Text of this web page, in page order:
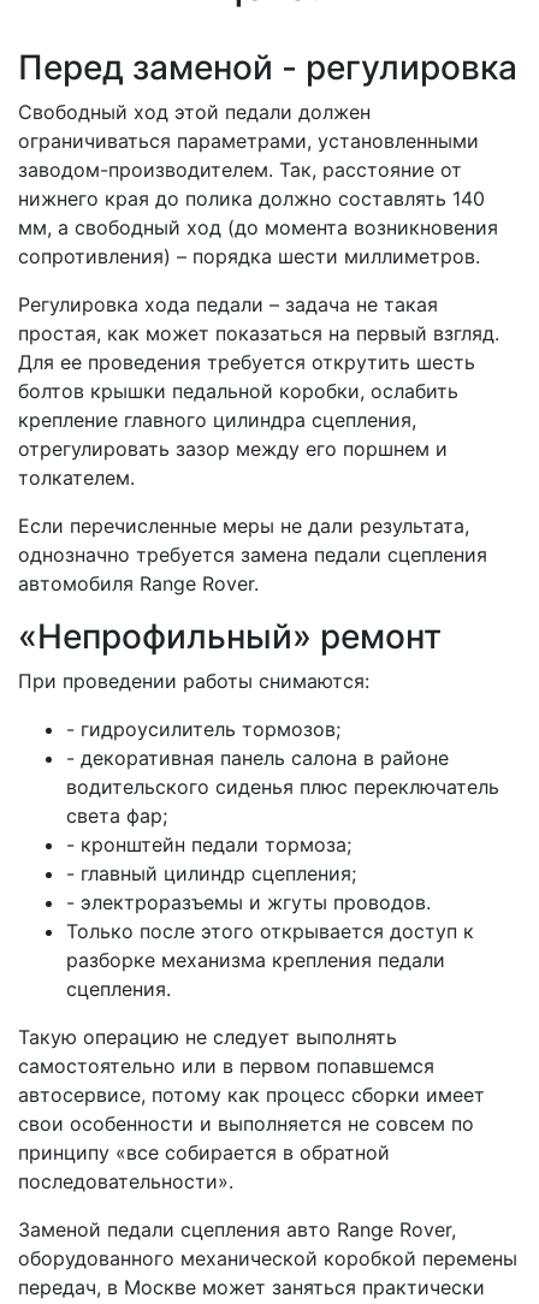
Перед заменой - регулировка
Свободный ход этой педали должен
ограничиваться параметрами, установленными
заводом-производителем. Так, расстояние от
нижнего края до полика должно составлять 140
мм, а свободный ход (до момента возникновения
сопротивления) – порядка шести миллиметров.
Регулировка хода педали – задача не такая
простая, как может показаться на первый взгляд.
Для ее проведения требуется открутить шесть
болтов крышки педальной коробки, ослабить
крепление главного цилиндра сцепления,
отрегулировать зазор между его поршнем и
толкателем.
Если перечисленные меры не дали результата,
однозначно требуется замена педали сцепления
автомобиля Range Rover.
«Непрофильный» ремонт
При проведении работы снимаются:
- гидроусилитель тормозов;
- декоративная панель салона в районе
водительского сиденья плюс переключатель
света фар;
- кронштейн педали тормоза;
- главный цилиндр сцепления;
- электроразъемы и жгуты проводов.
Только после этого открывается доступ к
разборке механизма крепления педали
сцепления.
Такую операцию не следует выполнять
самостоятельно или в первом попавшемся
автосервисе, потому как процесс сборки имеет
свои особенности и выполняется не совсем по
принципу «все собирается в обратной
последовательности».
Заменой педали сцепления авто Range Rover,
оборудованного механической коробкой перемены
передач, в Москве может заняться практически